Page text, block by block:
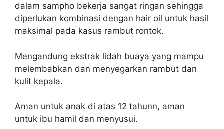
dalam sampho bekerja sangat ringan sehingga
diperlukan kombinasi dengan hair oil untuk hasil
maksimal pada kasus rambut rontok.
Mengandung ekstrak lidah buaya yang mampu
melembabkan dan menyegarkan rambut dan
kulit kepala.
Aman untuk anak di atas 12 tahunn, aman
untuk ibu hamil dan menyusui.